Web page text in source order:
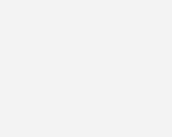
Für das Material wurden die
Arbeitsgänge für die
sind: bohren, einen
hierzu sind Schienen, die mit
fixiert werden. Hängt die Schiene
einzelnen Rohre jeweils mit
vor allem wenn der Monteur